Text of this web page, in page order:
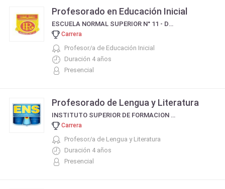
Profesorado en Educación Inicial
ESCUELA NORMAL SUPERIOR N° 11 - DR.RICARDO LEVENE
Carrera
Profesor/a de Educación Inicial
Duración 4 años
Presencial
Profesorado de Lengua y Literatura
INSTITUTO SUPERIOR DE FORMACION DOCENTE N° 174
Carrera
Profesor/a de Lengua y Literatura
Duración 4 años
Presencial